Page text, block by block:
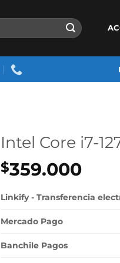
Intel Core i7-
$359.000
Linkify - Transferencia
Mercado Pago
Banchile Pagos